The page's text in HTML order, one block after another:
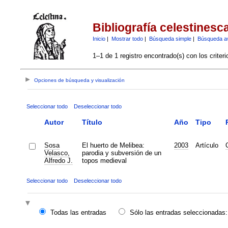
Bibliografía
Inicio| Mostrar todo| Búsqueda simple| Búsqueda
1–1 de 1 registro encontrado(s) con los
Opciones de búsqueda y visualización
Seleccionar todo Deseleccionar todo
Autor Título Año Tipo
Sosa
Velasco,
Alfredo J.
El huerto de Melibea:
parodia y subversión de un
topos medieval
2003 Artículo
Seleccionar todo Deseleccionar todo
Todas las entradas
Sólo las entradas seleccionadas: